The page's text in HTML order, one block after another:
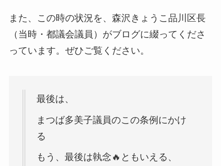
また、この時の状況を、森沢きょうこ品川区長
（当時・都議会議員）がブログに綴ってくださ
っています。ぜひご覧ください。
最後は、
まつば多美子議員のこの条例にかけ
る
もう、最後は執念🔥ともいえる、